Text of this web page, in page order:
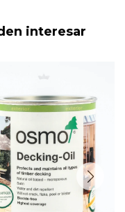
interesar